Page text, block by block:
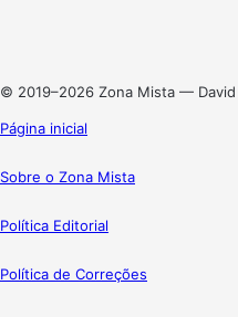
© 2019–2026 Zona Mista —
Página inicial
Sobre o Zona Mista
Política Editorial
Política de Correções